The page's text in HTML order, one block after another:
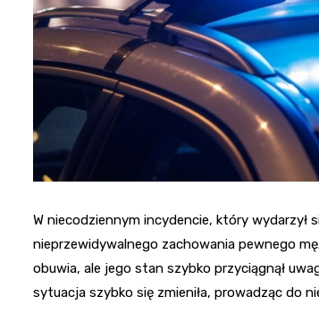
W niecodziennym incydencie, który wydarzył
nieprzewidywalnego zachowania pewnego
obuwia, ale jego stan szybko przyciągnął
sytuacja szybko się zmieniła, prowadząc do